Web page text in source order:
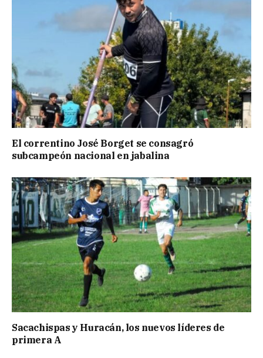
El correntino José Borget se consagró
subcampeón nacional en jabalina
Sacachispas y Huracán, los nuevos líderes de
primera A